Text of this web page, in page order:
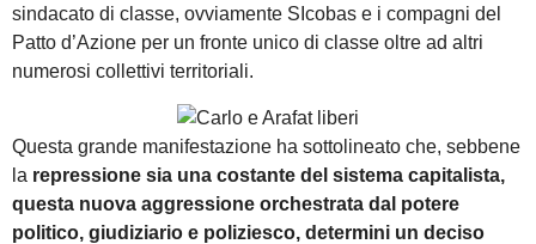
sindacato di classe, ovviamente SIcobas e i compagni del
Patto d’Azione per un fronte unico di classe oltre ad altri
numerosi collettivi territoriali.
Questa grande manifestazione ha sottolineato che, sebbene
la repressione sia una costante del sistema capitalista,
questa nuova aggressione orchestrata dal potere
politico, giudiziario e poliziesco, determini un deciso